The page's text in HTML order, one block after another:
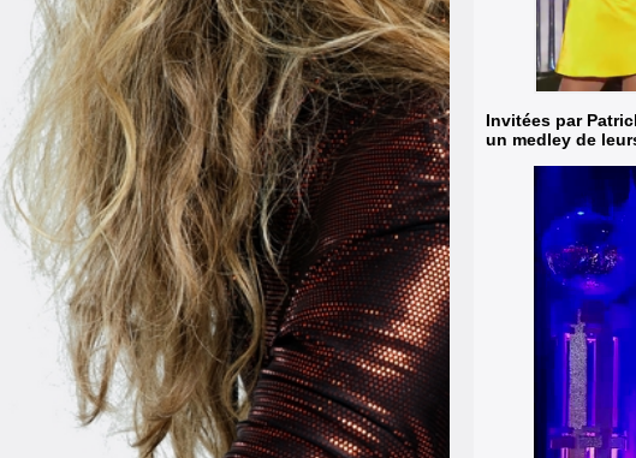
Invitées par
un medley de